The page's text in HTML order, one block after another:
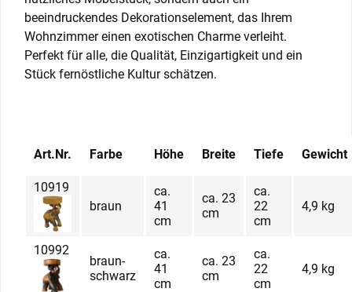
beeindruckendes Dekorationselement, das Ihrem
Wohnzimmer einen exotischen Charme verleiht.
Perfekt für alle, die Qualität, Einzigartigkeit und ein
Stück fernöstliche Kultur schätzen.
Art.Nr. Farbe Höhe Breite Tiefe Gewicht
10919
braun
ca.
41
cm
ca. 23
cm
ca.
22
cm
4,9 kg
10992
braun-
schwarz
ca.
41
cm
ca. 23
cm
ca.
22
cm
4,9 kg